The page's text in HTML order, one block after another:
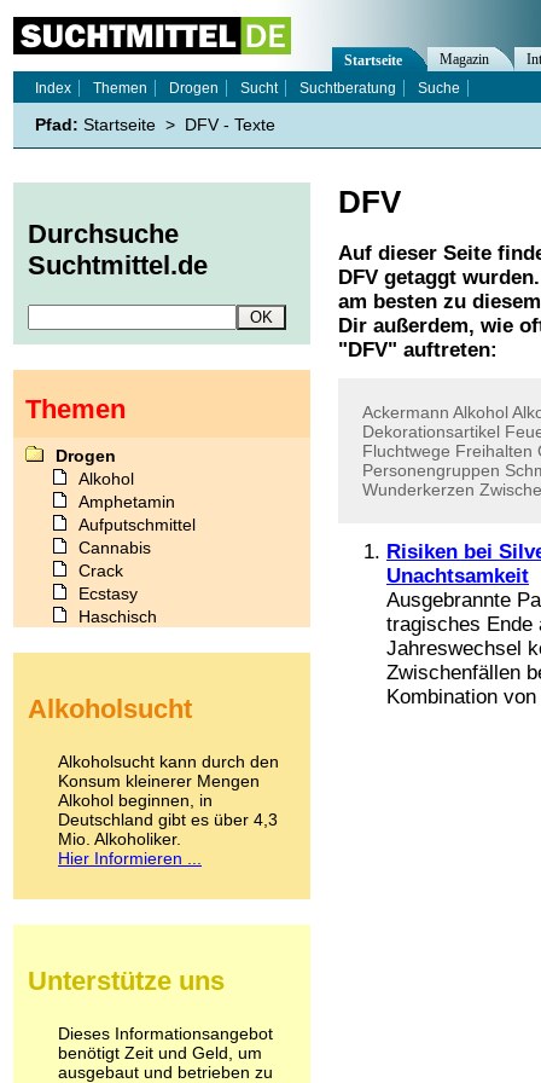
DFV
Auf dieser Seite
DFV getaggt
am besten zu
Dir außerdem, wie
" DFV" auftreten:
Ackermann Alkohol
Dekorationsartikel
Fluchtwege Freihalten
Personengruppen
Wunderkerzen
Risiken bei
Unachtsamkeit
Ausgebrannte
tragisches Ende
Jahreswechsel
Zwischenfällen
Kombination
Startseite Magazin
Index
Themen Drogen Sucht Suchtberatung Suche
Pfad: Startseite > DFV - Texte
Durchsuche
Suchtmittel.de
Themen
Drogen
Alkohol
Amphetamin
Aufputschmittel
Cannabis
Crack
Ecstasy
Haschisch
Kokain
LSD
Marihuana
Medikamente
Meskalin
Metamphetamin
Methadon
Pilze
Psychopharmaka
Schlafmittel
Schmerzmittel
Alkoholsucht
Alkoholsucht kann durch den
Konsum kleinerer Mengen
Alkohol beginnen, in
Deutschland gibt es über 4,3
Mio. Alkoholiker.
Hier Informieren ...
Unterstütze uns
Dieses Informationsangebot
benötigt Zeit und Geld, um
ausgebaut und betrieben zu